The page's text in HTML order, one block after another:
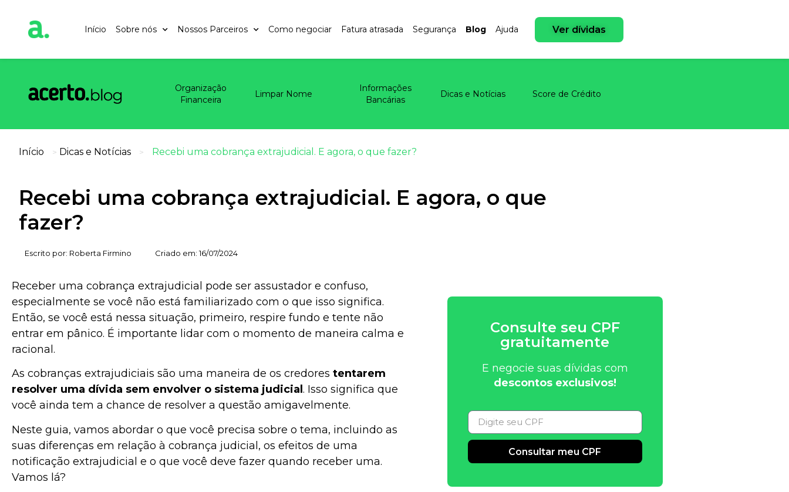
Início Sobre nós Nossos Parceiros Como negociar Fatura atrasada Segurança Blog Ajuda Ver dívidas
Organização
Financeira
Limpar Nome
Informações
Bancárias
Dicas e Notícias Score de Crédito
Início > Dicas e Notícias > Recebi uma cobrança extrajudicial. E agora, o que fazer?
Recebi uma cobrança extrajudicial. E agora, o que
fazer?
Escrito por: Roberta Firmino Criado em: 16/07/2024
Receber uma cobrança extrajudicial pode ser assustador e confuso,
especialmente se você não está familiarizado com o que isso significa.
Então, se você está nessa situação, primeiro, respire fundo e tente não
entrar em pânico. É importante lidar com o momento de maneira calma e
racional.
As cobranças extrajudiciais são uma maneira de os credores tentarem
resolver uma dívida sem envolver o sistema judicial . Isso significa que
você ainda tem a chance de resolver a questão amigavelmente.
Neste guia, vamos abordar o que você precisa sobre o tema, incluindo as
suas diferenças em relação à cobrança judicial, os efeitos de uma
notificação extrajudicial e o que você deve fazer quando receber uma.
Vamos lá?
Consulte seu CPF
gratuitamente
E negocie suas dívidas com
descontos exclusivos!
Consultar meu CPF